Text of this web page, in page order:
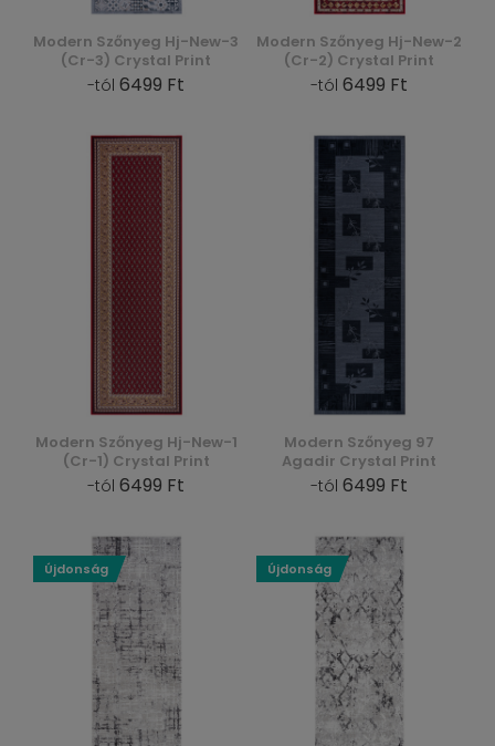
Modern Szőnyeg Hj-New-3
(Cr-3) Crystal Print
-tól 6499 Ft
Modern Szőnyeg Hj-New-2
(Cr-2) Crystal Print
-tól 6499 Ft
Modern Szőnyeg Hj-New-1
(Cr-1) Crystal Print
-tól 6499 Ft
Modern Szőnyeg 97
Agadir Crystal Print
-tól 6499 Ft
Újdonság Újdonság